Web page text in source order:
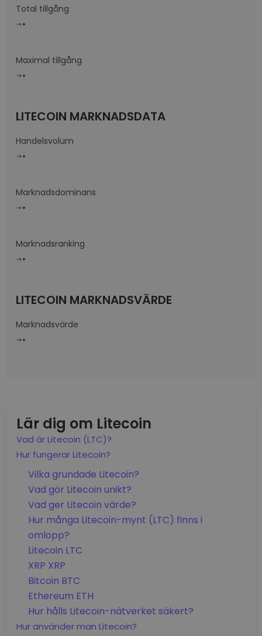
Lär dig om Litecoin
Vad är Litecoin (LTC)?
Hur fungerar Litecoin?
Vilka grundade Litecoin?
Vad gör Litecoin unikt?
Vad ger Litecoin värde?
Hur många Litecoin-mynt (LTC) finns i
omlopp?
Litecoin LTC
XRP XRP
Bitcoin BTC
Ethereum ETH
Hur hålls Litecoin-nätverket säkert?
Hur använder man Litecoin?
Total tillgång
Maximal tillgång
LITECOIN MARKNADSDATA
Handelsvolum
Marknadsdominans
Marknadsranking
LITECOIN MARKNADSVÄRDE
Marknadsvärde